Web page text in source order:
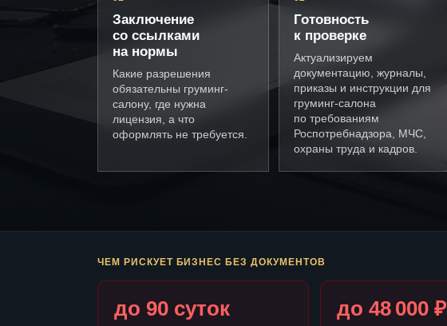
Заключение
со ссылками
на нормы
Какие разрешения
обязательны груминг-
салону, где нужна
лицензия, а что
оформлять не требуется.
Готовность
к проверке
Актуализируем
документацию, журналы,
приказы и инструкции для
груминг-салона
по требованиям
Роспотребнадзора, МЧС,
охраны труда и кадров.
ЧЕМ РИСКУЕТ БИЗНЕС БЕЗ ДОКУМЕНТОВ
до 90 суток до 48 000 ₽